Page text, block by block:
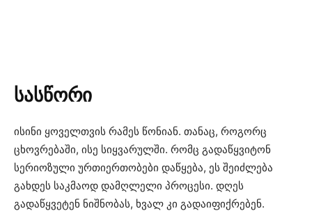
სასწორი
ისინი ყოველთვის რამეს წონიან. თანაც, როგორც
ცხოვრებაში, ისე სიყვარულში. რომც გადაწყვიტონ
სერიოზული ურთიერთობები დაწყება, ეს შეიძლება
გახდეს საკმაოდ დამღლელი პროცესი. დღეს
გადაწყვეტენ ნიშნობას, ხვალ კი გადაიფიქრებენ.